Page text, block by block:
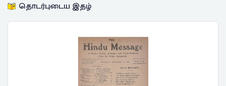
தொடர்புடைய இதழ்